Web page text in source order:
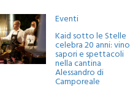
Eventi
Kaid sotto le Stelle
celebra 20 anni: vino,
sapori e spettacoli
nella cantina
Alessandro di
Camporeale